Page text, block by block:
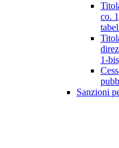
co.
1-
Sanzioni